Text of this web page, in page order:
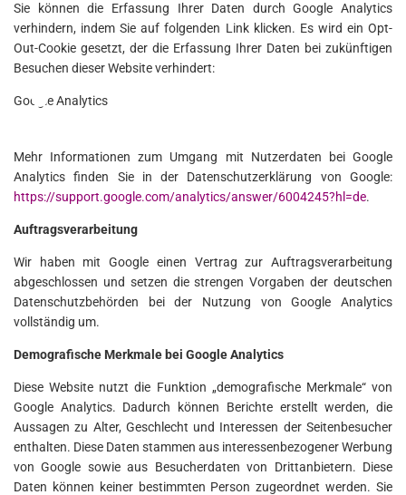
Sie können die Erfassung Ihrer Daten durch Google Analytics
verhindern, indem Sie auf folgenden Link klicken. Es wird ein Opt-
Out-Cookie gesetzt, der die Erfassung Ihrer Daten bei zukünftigen
Besuchen dieser Website verhindert:
Google Analytics
Mehr Informationen zum Umgang mit Nutzerdaten bei Google
Analytics finden Sie in der Datenschutzerklärung von Google:
https://support.google.com/analytics/answer/6004245?hl=de.
Auftragsverarbeitung
Wir haben mit Google einen Vertrag zur Auftragsverarbeitung
abgeschlossen und setzen die strengen Vorgaben der deutschen
Datenschutzbehörden bei der Nutzung von Google Analytics
vollständig um.
Demografische Merkmale bei Google Analytics
Diese Website nutzt die Funktion „demografische Merkmale“ von
Google Analytics. Dadurch können Berichte erstellt werden, die
Aussagen zu Alter, Geschlecht und Interessen der Seitenbesucher
enthalten. Diese Daten stammen aus interessenbezogener Werbung
von Google sowie aus Besucherdaten von Drittanbietern. Diese
Daten können keiner bestimmten Person zugeordnet werden. Sie